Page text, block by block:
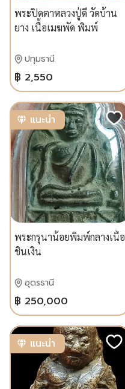
พระปิดตาหลวงปู่ดี วัดบ้าน
ยาง เนื้อเมฆพัด พิมพ์
ปทุมธานี
฿ 2,550
แนะนำ
พระกรุนาน้อยพิมพ์กลางเนื้อ
ชินเงิน
อุดรธานี
฿ 250,000
แนะนำ